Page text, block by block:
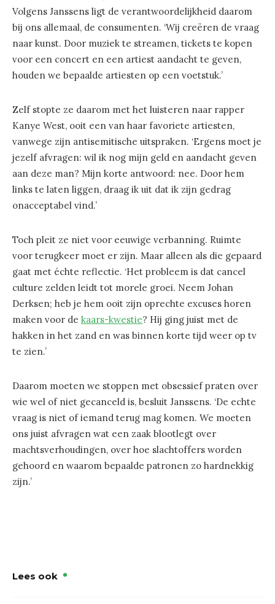
Volgens Janssens ligt de verantwoordelijkheid daarom
bij ons allemaal, de consumenten. ‘Wij creëren de vraag
naar kunst. Door muziek te streamen, tickets te kopen
voor een concert en een artiest aandacht te geven,
houden we bepaalde artiesten op een voetstuk.’
Zelf stopte ze daarom met het luisteren naar rapper
Kanye West, ooit een van haar favoriete artiesten,
vanwege zijn antisemitische uitspraken. ‘Ergens moet je
jezelf afvragen: wil ik nog mijn geld en aandacht geven
aan deze man? Mijn korte antwoord: nee. Door hem
links te laten liggen, draag ik uit dat ik zijn gedrag
onacceptabel vind.’
Toch pleit ze niet voor eeuwige verbanning. Ruimte
voor terugkeer moet er zijn. Maar alleen als die gepaard
gaat met échte reflectie. ‘Het probleem is dat cancel
culture zelden leidt tot morele groei. Neem Johan
Derksen; heb je hem ooit zijn oprechte excuses horen
maken voor de kaars-kwestie? Hij ging juist met de
hakken in het zand en was binnen korte tijd weer op tv
te zien.’
Daarom moeten we stoppen met obsessief praten over
wie wel of niet gecanceld is, besluit Janssens. ‘De echte
vraag is niet of iemand terug mag komen. We moeten
ons juist afvragen wat een zaak blootlegt over
machtsverhoudingen, over hoe slachtoffers worden
gehoord en waarom bepaalde patronen zo hardnekkig
zijn.’
Lees ook